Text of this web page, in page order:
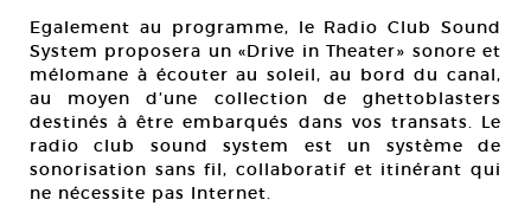
Egalement au programme, le Radio Club Sound
System proposera un «Drive in Theater» sonore et
mélomane à écouter au soleil, au bord du canal,
au moyen d’une collection de ghettoblasters
destinés à être embarqués dans vos transats. Le
radio club sound system est un système de
sonorisation sans fil, collaboratif et itinérant qui
ne nécessite pas Internet.